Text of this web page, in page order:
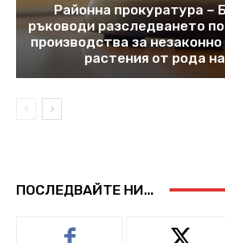
Районна прокуратура –
ръководи разследването
производства за
растения от рода
ПОСЛЕДВАЙТЕ НИ...